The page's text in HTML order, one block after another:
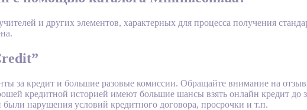
и других элементов, характерных для процесса получения
за кредит и большие разовые комиссии. Обращайте внимание на
кредитной историей имеют большие шансы взять онлайн кредит до
нарушения условий кредитного договора, просрочки и т.п.